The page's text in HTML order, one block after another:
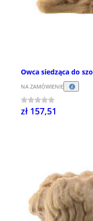
Owca siedząca do
NA ZAMÓWIENIE
zł 157,51